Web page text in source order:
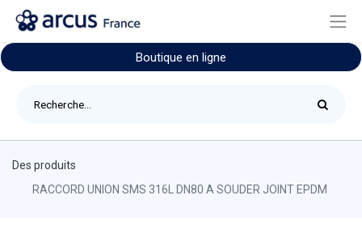
Boutique en ligne
Des produits
RACCORD UNION SMS 316L DN80 A SOUDER JOINT EPDM